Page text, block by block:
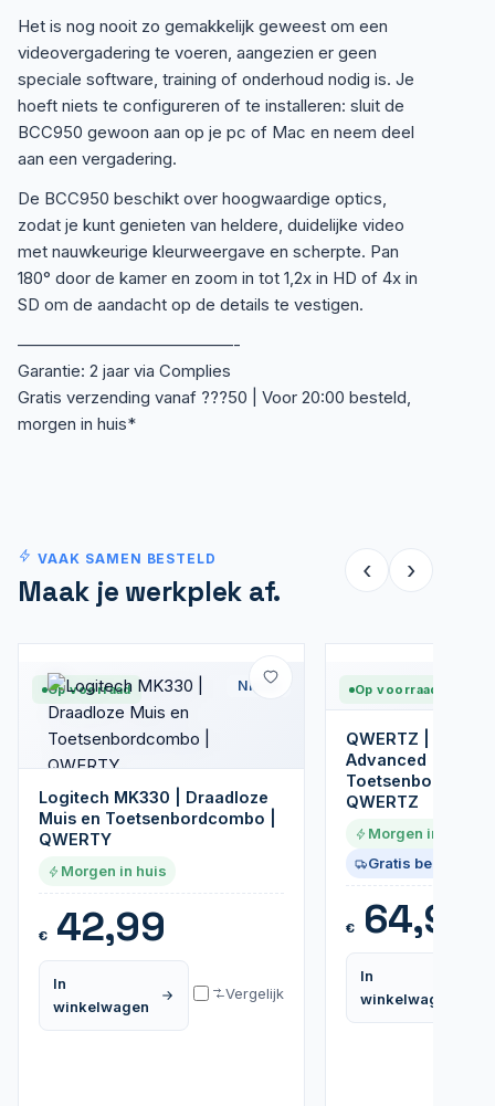
Het is nog nooit zo gemakkelijk geweest om een
videovergadering te voeren, aangezien er geen
speciale software, training of onderhoud nodig is. Je
hoeft niets te configureren of te installeren: sluit de
BCC950 gewoon aan op je pc of Mac en neem deel
aan een vergadering.
De BCC950 beschikt over hoogwaardige optics,
zodat je kunt genieten van heldere, duidelijke video
met nauwkeurige kleurweergave en scherpte. Pan
180° door de kamer en zoom in tot 1,2x in HD of 4x in
SD om de aandacht op de details te vestigen.
—————————————-
Garantie: 2 jaar via Complies
Gratis verzending vanaf ???50 | Voor 20:00 besteld,
morgen in huis*
VAAK SAMEN BESTELD
Maak je werkplek af.
‹ ›
Op voorraad Nieuw
Logitech MK330 | Draadloze
Muis en Toetsenbordcombo |
QWERTY
Morgen in huis
€42,99
In
winkelwagen
Vergelijk
Op voorraad
QWERTZ |
Advanced |
QWERTZ
Morgen in huis
Gratis bezorgd
€64,95
In
winkelwagen